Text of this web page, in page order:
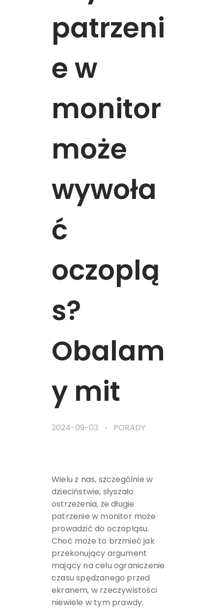
patrzeni
e w
monitor
może
wywoła
ć
oczoplą
s?
Obalam
y mit
2024-09-03 PORADY
Wielu z nas, szczególnie w
dzieciństwie, słyszało
ostrzeżenia, że długie
patrzenie w monitor może
prowadzić do oczopląsu.
Choć może to brzmieć jak
przekonujący argument
mający na celu ograniczenie
czasu spędzanego przed
ekranem, w rzeczywistości
niewiele w tym prawdy.